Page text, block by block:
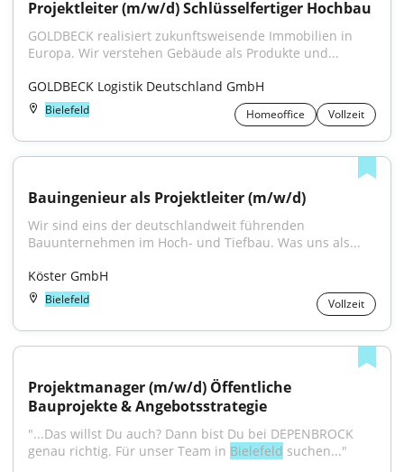
Projektleiter (m/w/d) Schlüsselfertiger Hochbau
GOLDBECK realisiert zukunftsweisende Immobilien in
Europa. Wir verstehen Gebäude als Produkte und...
GOLDBECK Logistik Deutschland GmbH
Bielefeld Homeoffice Vollzeit
Bauingenieur als Projektleiter (m/w/d)
Wir sind eins der deutschlandweit führenden
Bauunternehmen im Hoch- und Tiefbau. Was uns als...
Köster GmbH
Bielefeld Vollzeit
Projektmanager (m/w/d) Öffentliche
Bauprojekte & Angebotsstrategie
"...Das willst Du auch? Dann bist Du bei DEPENBROCK
genau richtig. Für unser Team in Bielefeld suchen..."